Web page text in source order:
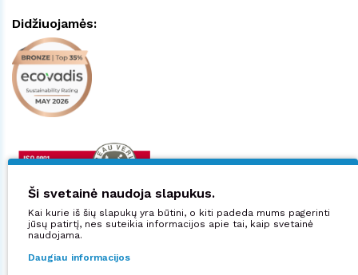
Didžiuojamės:
Ši svetainė naudoja slapukus.
Kai kurie iš šių slapukų yra būtini, o kiti padeda mums pagerinti
jūsų patirtį, nes suteikia informacijos apie tai, kaip svetainė
naudojama.
Daugiau informacijos